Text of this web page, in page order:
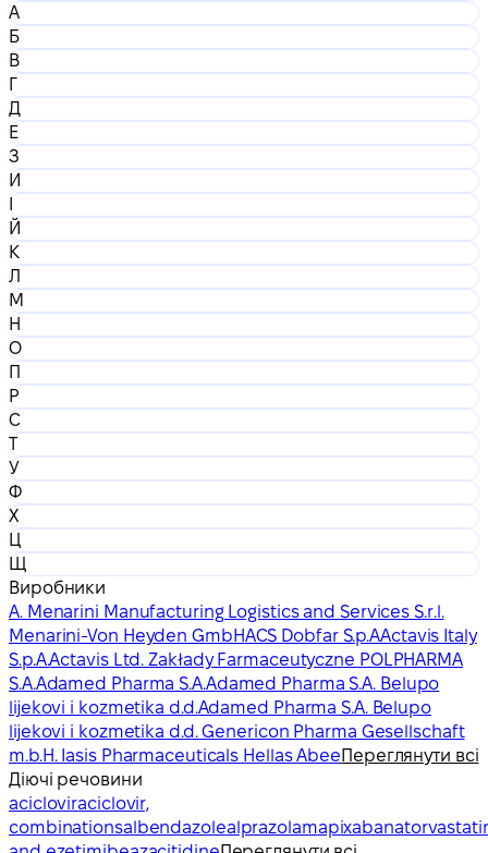
А
Б
В
Г
Д
Е
З
И
І
Й
К
Л
М
Н
О
П
Р
С
Т
У
Ф
Х
Ц
Щ
Виробники
A. Menarini Manufacturing Logistics and Services S.r.l.
Menarini-Von Heyden GmbHACS Dobfar S.p.AActavis Italy
S.p.A.Actavis Ltd. Zakłady Farmaceutyczne POLPHARMA
S.A.Adamed Pharma S.A.Adamed Pharma S.A. Belupo
lijekovi i kozmetika d.d.Adamed Pharma S.A. Belupo
lijekovi i kozmetika d.d. Genericon Pharma Gesellschaft
m.b.H. Iasis Pharmaceuticals Hellas AbeeПереглянути всі
Діючі речовини
acicloviraciclovir,
combinationsalbendazolealprazolamapixaban